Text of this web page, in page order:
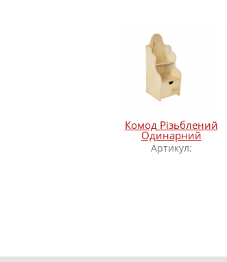
Комод Різьблений
Одинарний
Артикул: